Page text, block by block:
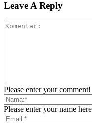
Leave A Reply
Please enter your comment!
Please enter your name here